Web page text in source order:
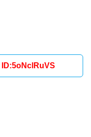
ID:5oNclRuVS